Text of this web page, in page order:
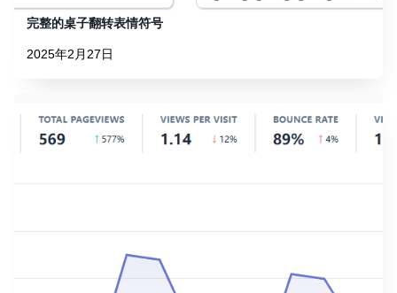
完整的桌子翻转表情符号
2025年2月27日